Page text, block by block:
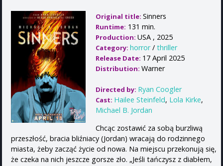
Original title: Sinners
Runtime: 131 min.
Production: USA , 2025
Category: horror/ thriller
Release Date: 17 April 2025
Distribution: Warner
Directed by: Ryan Coogler
Cast: Hailee Steinfeld, Lola Kirke,
Michael B. Jordan
Chcąc zostawić za sobą burzliwą
przeszłość, bracia bliźniacy (Jordan) wracają do rodzinnego
miasta, żeby zacząć życie od nowa. Na miejscu przekonują się,
że czeka na nich jeszcze gorsze zło. „Jeśli tańczysz z diabłem,